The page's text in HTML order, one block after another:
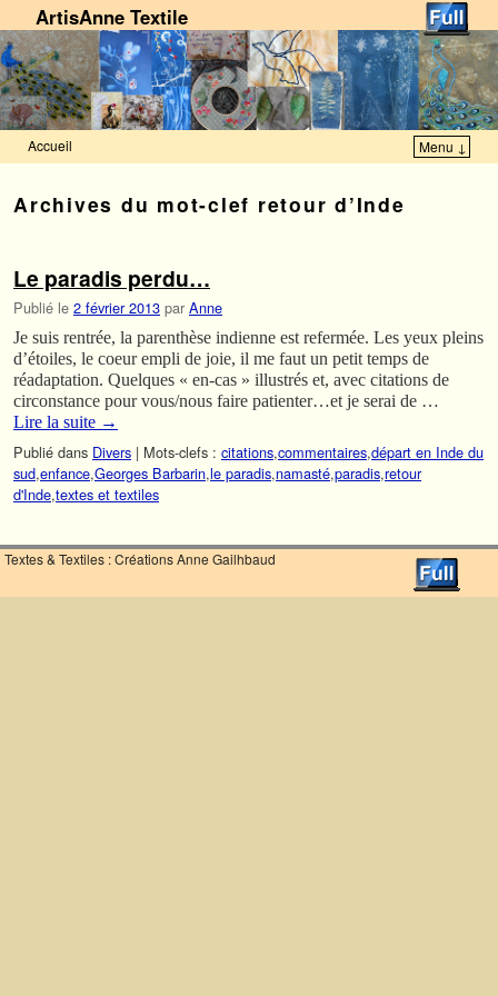
ArtisAnne Textile
Accueil Menu ↓
Archives du mot-clef retour d’Inde
Le paradis perdu…
Publié le 2 février 2013 par Anne
Je suis rentrée, la parenthèse indienne est refermée. Les yeux pleins
d’étoiles, le coeur empli de joie, il me faut un petit temps de
réadaptation. Quelques « en-cas » illustrés et, avec citations de
circonstance pour vous/nous faire patienter…et je serai de …
Lire la suite →
Publié dans Divers | Mots-clefs : citations,commentaires,départ en Inde du
sud,enfance,Georges Barbarin,le paradis,namasté,paradis,retour
d'Inde,textes et textiles
Textes & Textiles : Créations Anne Gailhbaud